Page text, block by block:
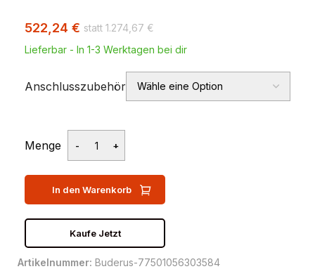
1.274,67 €
522,24 €
Lieferbar - In 1-3 Werktagen bei dir
Anschlusszubehör
Menge
In den Warenkorb
Kaufe Jetzt
Artikelnummer: Buderus-77501056303584